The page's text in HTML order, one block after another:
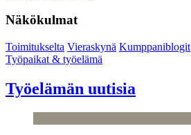
Näkökulmat
Toimitukselta Vieraskynä Kumppaniblogit
Työpaikat & työelämä
Työelämän uutisia